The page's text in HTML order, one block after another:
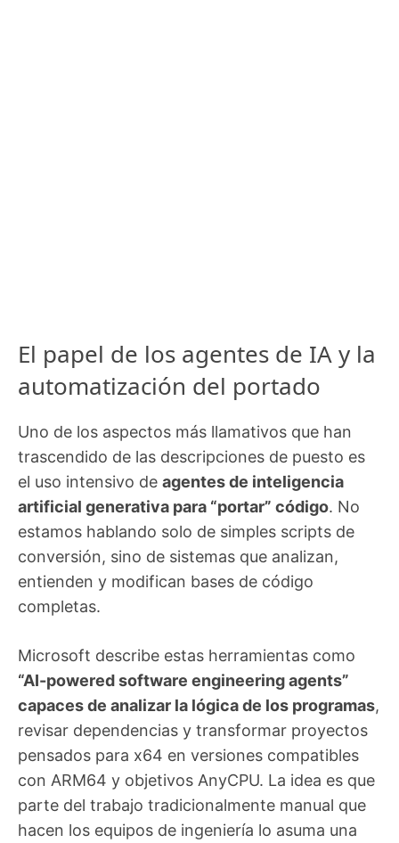
El papel de los agentes de IA y la
automatización del portado
Uno de los aspectos más llamativos que han
trascendido de las descripciones de puesto es
el uso intensivo de agentes de inteligencia
artificial generativa para “portar” código. No
estamos hablando solo de simples scripts de
conversión, sino de sistemas que analizan,
entienden y modifican bases de código
completas.
Microsoft describe estas herramientas como
“AI-powered software engineering agents”
capaces de analizar la lógica de los programas,
revisar dependencias y transformar proyectos
pensados para x64 en versiones compatibles
con ARM64 y objetivos AnyCPU. La idea es que
parte del trabajo tradicionalmente manual que
hacen los equipos de ingeniería lo asuma una